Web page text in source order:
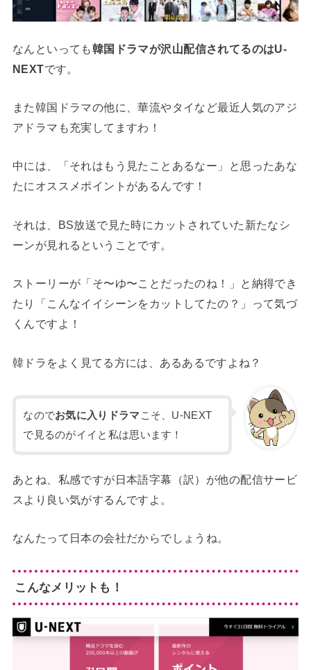
なんといっても韓国ドラマが沢山配信されてるのはU-
NEXTです。
また韓国ドラマの他に、華流やタイなど最近人気のアジ
アドラマも充実してますわ！
中には、「それはもう見たことあるなー」と思ったあな
たにオススメポイントがあるんです！
それは、BS放送で見た時にカットされていた新たなシ
ーンが見れるということです。
ストーリーが「そ〜ゆ〜ことだったのね！」と納得でき
たり「こんなイイシーンをカットしてたの？」って気づ
くんですよ！
韓ドラをよく見てる方には、あるあるですよね？
なのでお気に入りドラマこそ、U-NEXT
で見るのがイイと私は思います！
あとね、私感ですが日本語字幕（訳）が他の配信サービ
スより良い気がするんですよ。
なんたって日本の会社だからでしょうね。
こんなメリットも！